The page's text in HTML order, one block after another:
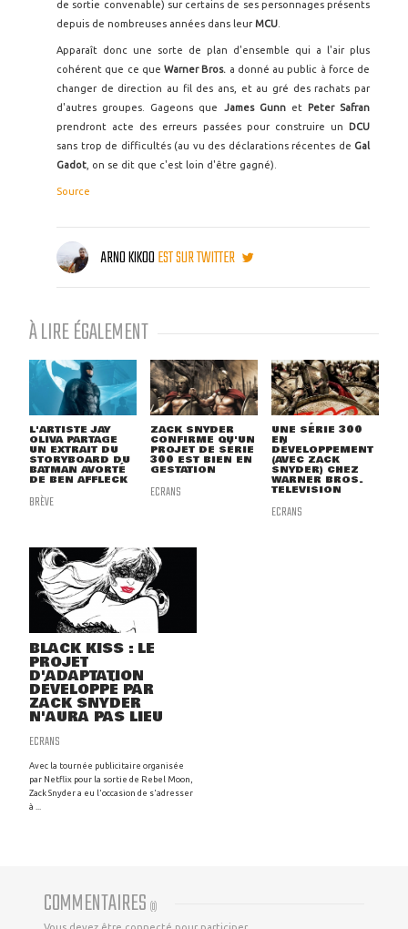
de sortie convenable) sur certains de ses personnages présents
depuis de nombreuses années dans leurMCU
Apparaît donc une sorte de plan d'ensemble qui a l'air plus
cohérent que ce que Warner Bros. a donné au public à force de
changer de direction au fil des ans, et au gré des rachats par
d'autres groupes. Gageons que James Gunn et
Peter Safran
prendront acte des erreurs passées pour construire un
DCU
sans trop de difficultés (au vu des déclarations récentes de Gal
Gadot , on se dit que c'est loin d'être gagné).
Source
ARNO KIKOOEST SUR TWITTER
À LIRE ÉGALEMENT
L'ARTISTE JAY
OLIVA PARTAGE
UN EXTRAIT DU
STORYBOARD DU
BATMAN AVORTÉ
DE BEN AFFLECK
BRÈVE
ZACK SNYDER
CONFIRME QU'UN
PROJET DE SÉRIE
300 EST BIEN EN
GESTATION
ECRANS
UNE SÉRIE 300
EN
DÉVELOPPEMENT
(AVEC ZACK
SNYDER) CHEZ
WARNER BROS.
TELEVISION
ECRANS
BLACK KISS : LE
PROJET
D'ADAPTATION
DÉVELOPPÉ PAR
ZACK SNYDER
N'AURA PAS LIEU
ECRANS
Avec la tournée publicitaire organisée
par Netflix pour la sortie de Rebel Moon,
Zack Snyder a eu l'occasion de s'adresser
à ...
COMMENTAIRES (0)